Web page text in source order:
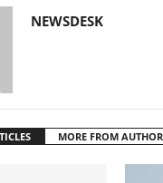
NEWSDESK
MORE FROM AUTHOR